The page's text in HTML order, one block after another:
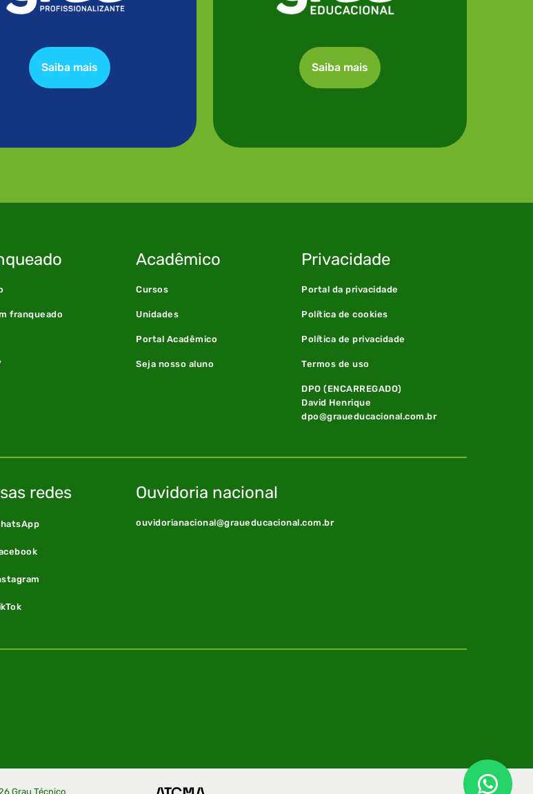
Saiba mais Saiba mais
franqueado
Acadêmico
Cursos
Unidades
Portal Acadêmico
Seja nosso aluno
Privacidade
Portal da privacidade
Política de cookies
Política de privacidade
Termos de uso
DPO (ENCARREGADO)
David Henrique
dpo@graueducacional.com.br
redes Ouvidoria nacional
ouvidorianacional@graueducacional.com.br
Grau Técnico